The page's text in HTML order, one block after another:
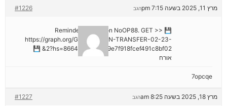
מרץ 11, 2025 בשעה 7:15 pm #1226 הגב
💾 Reminder: Operation NoOP88. GET >>
https://graph.org/GET-BITCOIN-TRANSFER-02-23-
2?hs=8664c520642b9e7f918fcef491c8bf02& 💾
אורח
7opcqe
מרץ 18, 2025 בשעה 8:25 am #1227 הגב